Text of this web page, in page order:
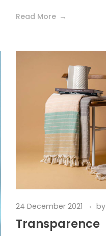
Read More
24 December 2021 by
Transparence